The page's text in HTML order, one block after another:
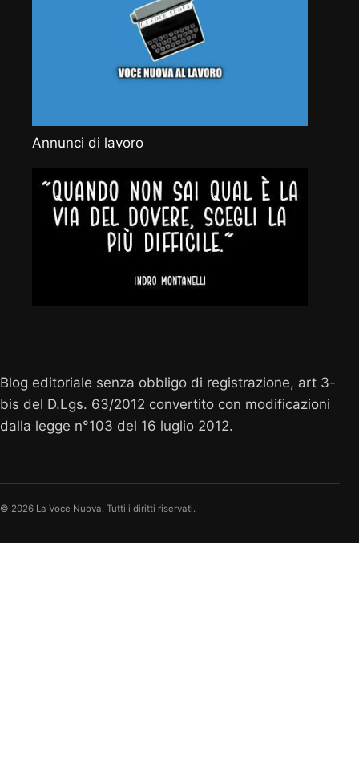
Annunci di lavoro
Blog editoriale senza obbligo di registrazione, art 3-
bis del D.Lgs. 63/2012 convertito con modificazioni
dalla legge n°103 del 16 luglio 2012.
© 2026 La Voce Nuova. Tutti i diritti riservati.